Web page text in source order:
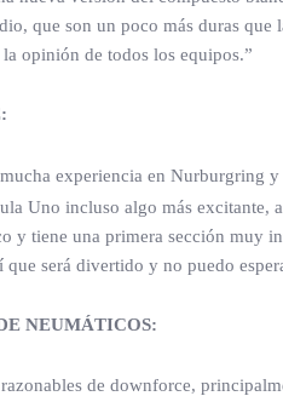
que son un poco más duras
opinión de todos los equipos.”
experiencia en Nurburgring
Uno incluso algo más excitante,
y tiene una primera sección muy
será divertido y no puedo
NEUMÁTICOS:
de downforce,